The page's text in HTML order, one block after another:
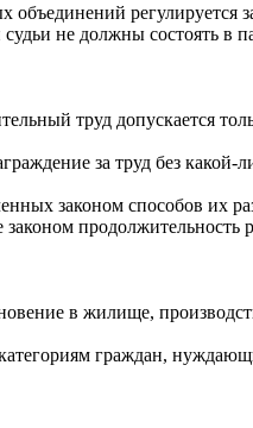
объединений регулируется
не должны состоять в
труд допускается
за труд без
законом способов их
в жилище,
граждан,